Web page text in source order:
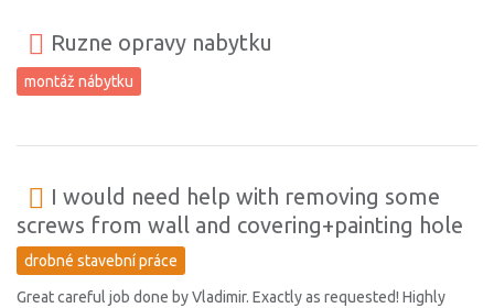
Ruzne opravy nabytku
montáž nábytku
I would need help with removing some
screws from wall and covering+painting hole
drobné stavební práce
Great careful job done by Vladimir. Exactly as requested! Highly